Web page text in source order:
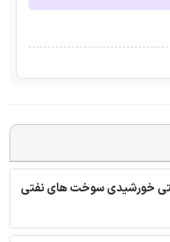
خورشیدی سوخت های نفتی